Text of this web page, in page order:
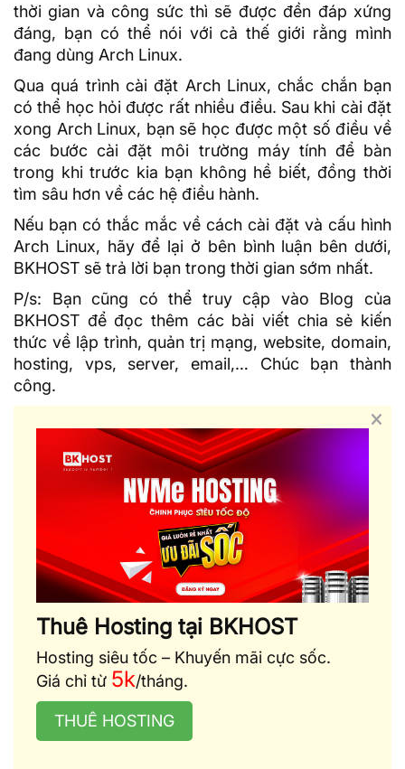
thời gian và công sức thì sẽ được đền đáp xứng
đáng, bạn có thể nói với cả thế giới rằng mình
đang dùng Arch Linux.
Qua quá trình cài đặt Arch Linux, chắc chắn bạn
có thể học hỏi được rất nhiều điều. Sau khi cài đặt
xong Arch Linux, bạn sẽ học được một số điều về
các bước cài đặt môi trường máy tính để bàn
trong khi trước kia bạn không hề biết, đồng thời
tìm sâu hơn về các hệ điều hành.
Nếu bạn có thắc mắc về cách cài đặt và cấu hình
Arch Linux, hãy để lại ở bên bình luận bên dưới,
BKHOST sẽ trả lời bạn trong thời gian sớm nhất.
P/s: Bạn cũng có thể truy cập vào Blog của
BKHOST để đọc thêm các bài viết chia sẻ kiến
thức về lập trình, quản trị mạng, website, domain,
hosting, vps, server, email,… Chúc bạn thành
công.
Thuê Hosting tại BKHOST
Hosting siêu tốc – Khuyến mãi cực sốc.
Giá chỉ từ 5k/tháng.
THUÊ HOSTING